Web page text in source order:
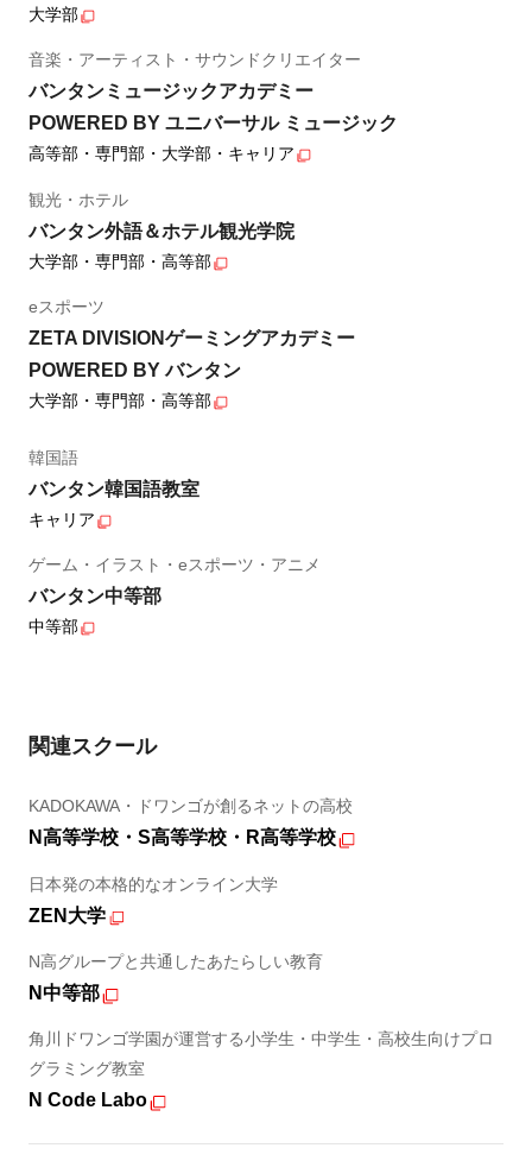
大学部
音楽・アーティスト・サウンドクリエイター
バンタンミュージックアカデミー
POWERED BY ユニバーサル ミュージック
高等部・専門部・大学部・キャリア
観光・ホテル
バンタン外語＆ホテル観光学院
大学部・専門部・高等部
eスポーツ
ZETA DIVISIONゲーミングアカデミー
POWERED BY バンタン
大学部・専門部・高等部
韓国語
バンタン韓国語教室
キャリア
ゲーム・イラスト・eスポーツ・アニメ
バンタン中等部
中等部
関連スクール
KADOKAWA・ドワンゴが創るネットの高校
N高等学校・S高等学校・R高等学校
日本発の本格的なオンライン大学
ZEN大学
N高グループと共通したあたらしい教育
N中等部
角川ドワンゴ学園が運営する小学生・中学生・高校生向けプロ
グラミング教室
N Code Labo